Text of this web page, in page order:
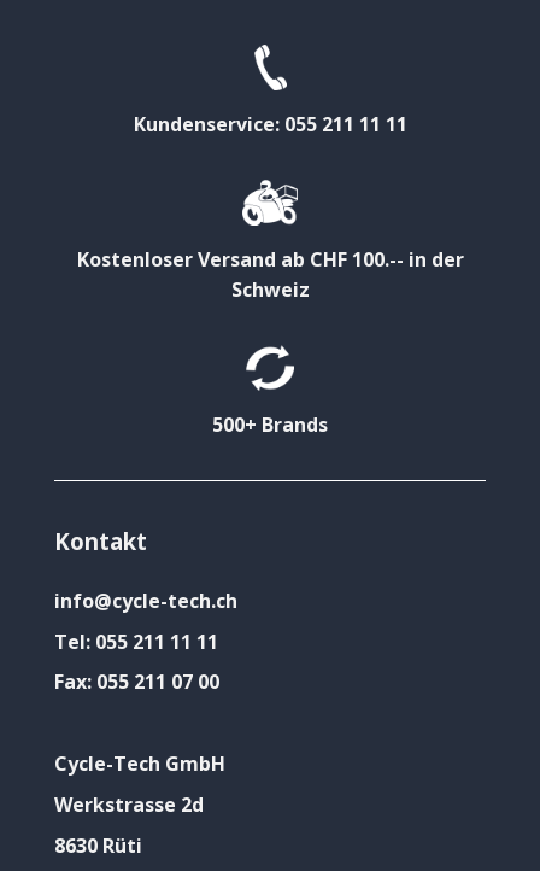
Kundenservice: 055 211 11 11
Kostenloser Versand ab CHF 100.-- in der
Schweiz
500+ Brands
Kontakt
info@cycle-tech.ch
Tel: 055 211 11 11
Fax: 055 211 07 00
Cycle-Tech GmbH
Werkstrasse 2d
8630 Rüti